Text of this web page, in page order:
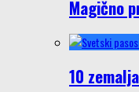
Magično
10